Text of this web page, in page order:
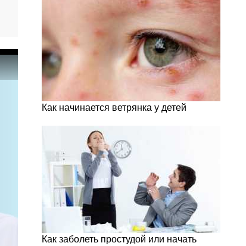
Как начинается ветрянка у детей
Как заболеть простудой или начать